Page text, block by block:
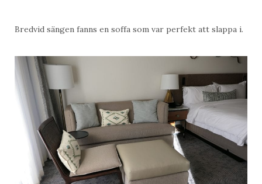
Bredvid sängen fanns en soffa som var perfekt att slappa i.